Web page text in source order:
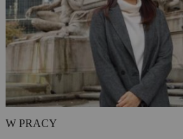
W PRACY